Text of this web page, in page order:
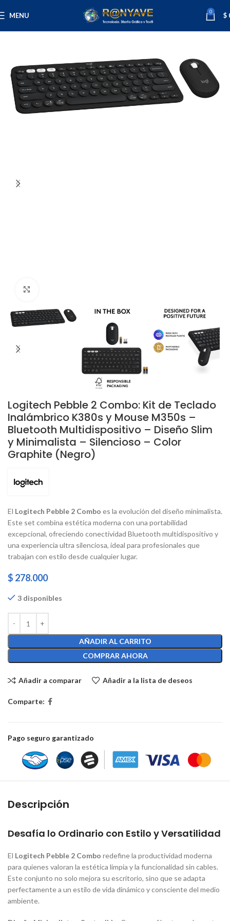
MENU 0 $
Logitech Pebble 2 Combo: Kit de Teclado
Inalámbrico K380s y Mouse M350s –
Bluetooth Multidispositivo – Diseño Slim
y Minimalista – Silencioso – Color
Graphite (Negro)
El Logitech Pebble 2 Combo es la evolución del diseño minimalista.
Este set combina estética moderna con una portabilidad
excepcional, ofreciendo conectividad Bluetooth multidispositivo y
una experiencia ultra silenciosa, ideal para profesionales que
trabajan con estilo desde cualquier lugar.
$ 278.000
3 disponibles
AÑADIR AL CARRITO
COMPRAR AHORA
Añadir a comparar Añadir a la lista de deseos
Comparte:
Pago seguro garantizado
Descripción
Desafía lo Ordinario con Estilo y Versatilidad
El Logitech Pebble 2 Combo redefine la productividad moderna
para quienes valoran la estética limpia y la funcionalidad sin cables.
Este conjunto no solo mejora su escritorio, sino que se adapta
perfectamente a un estilo de vida dinámico y consciente del medio
ambiente.